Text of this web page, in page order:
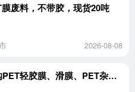
废料，不带胶，现货20吨
2026-08-08
长期求购PET轻胶膜、滑膜、PET杂色卷膜